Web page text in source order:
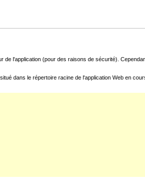
l'application (pour des raisons de sécurité).
dans le répertoire racine de l'application Web en